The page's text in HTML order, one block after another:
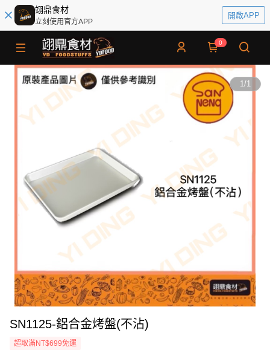
翊鼎食材
立刻使用官方APP
開啟APP
0
1/1
SN1125-鋁合金烤盤(不沾)
超取滿NT$699免運